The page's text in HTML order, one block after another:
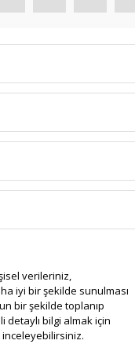
verileriniz,
iyi bir şekilde sunulması
bir şekilde toplanıp
detaylı bilgi almak için
inceleyebilirsiniz.